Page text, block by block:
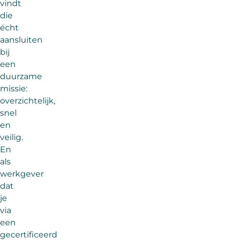
vindt
die
écht
aansluiten
bij
een
duurzame
missie:
overzichtelijk,
snel
en
veilig.
En
als
werkgever
dat
je
via
een
gecertificeerd